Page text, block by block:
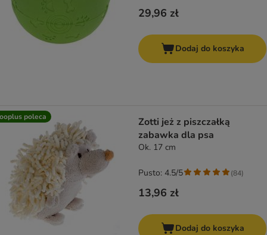
29,96 zł
Dodaj do koszyka
poleca
Zotti jeż z piszczałką
zabawka dla psa
Ok. 17 cm
13,96 zł
Pusto: 4.5/5 (84)
Dodaj do koszyka